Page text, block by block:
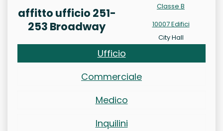
affitto ufficio 251-
253 Broadway
Classe B
10007 Edifici
City Hall
Ufficio
Commerciale
Medico
Inquilini